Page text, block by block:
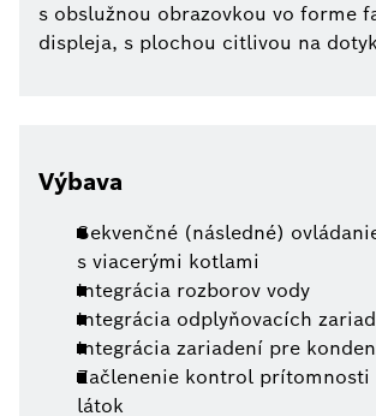
s obslužnou obrazovkou vo forme
displeja, s plochou citlivou na
Výbava
Sekvenčné (následné)
s viacerými kotlami
Integrácia rozborov vody
Integrácia odplyňovacích
Integrácia zariadení pre
Začlenenie kontrol prítomnosti
látok